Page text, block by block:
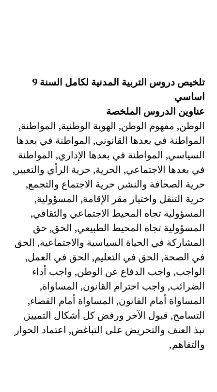
تلخيص دروس التربية المدنية لكامل السنة 9
اساسي
عناوين الدروس الملخصة
الوطن, مفهوم الوطن, الهوية الوطنية, المواطنة,
المواطنة في بعدها القانوني, المواطنة في بعدها
السياسي, المواطنة في بعدها الإداري, المواطنة
في بعدها الاجتماعي, الحرية, حرية الرأي والتعبير,
حرية الصحافة والنشر, حرية الاجتماع والتجمع,
حرية التنقل واختيار مقر الإقامة, المسؤولية,
المسؤولية تجاه المحيط الاجتماعي والثقافي,
المسؤولية تجاه المحيط الطبيعي, الحق, حق
المشاركة في الحياة السياسية والاجتماعية, الحق
في الصحة, الحق في التعليم, الحق في العمل,
الواجب, واجب الدفاع عن الوطن, واجب أداء
الضرائب, واجب احترام القانون, المساواة,
المساواة أمام القانون, المساواة أمام القضاء,
التسامح, قبول الآخر ورفض كل أشكال التمييز,
نبذ العنف والتحريض على التباغض, اعتماد الحوار
والتفاهم,